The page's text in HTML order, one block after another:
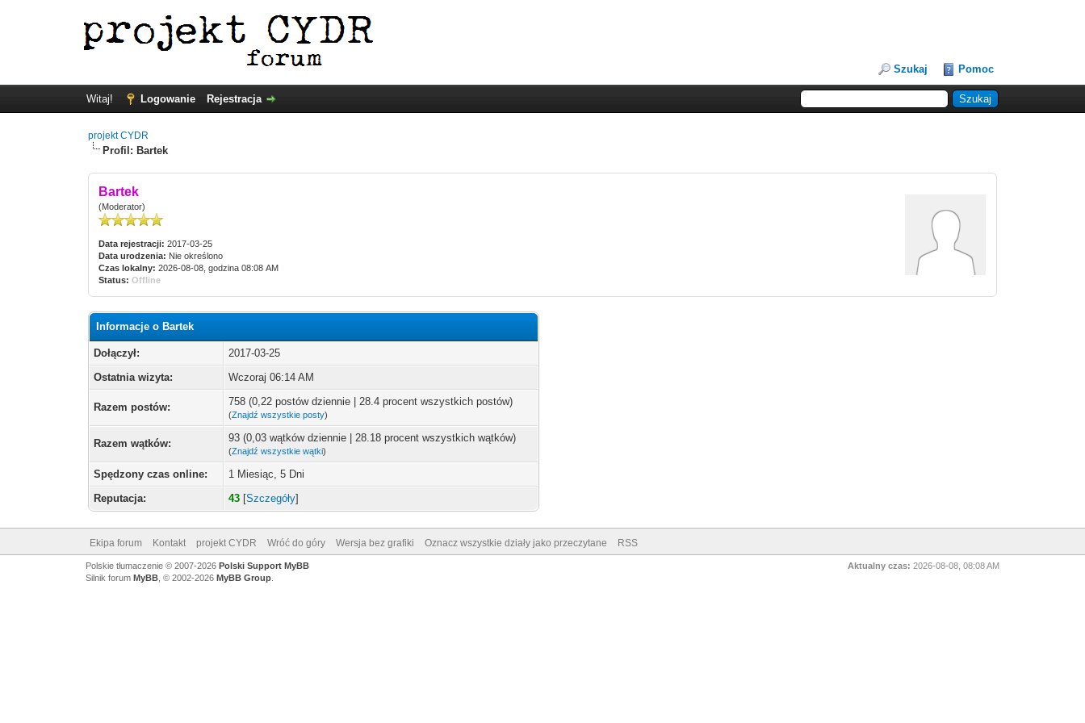
Szukaj Pomoc
Witaj! Logowanie Rejestracja
projekt CYDR
Profil: Bartek
Bartek
(Moderator)
Data rejestracji: 2017-03-25
Data urodzenia: Nie określono
Czas lokalny: 2026-08-08, godzina 08:08 AM
Status: Offline
Informacje o Bartek
Dołączył:
2017-03-25
Ostatnia wizyta:
Wczoraj 06:14 AM
Razem postów: 758 (0,22 postów dziennie | 28.4 procent wszystkich postów)
(Znajdź wszystkie posty)
Razem wątków: 93 (0,03 wątków dziennie | 28.18 procent wszystkich wątków)
(Znajdź wszystkie wątki)
Spędzony czas online:
1 Miesiąc, 5 Dni
Reputacja:
43 [Szczegóły]
Ekipa forum Kontakt projekt CYDR Wróć do góry Wersja bez grafiki Oznacz wszystkie działy jako przeczytane RSS
Aktualny czas: 2026-08-08, 08:08 AM
Polskie tłumaczenie © 2007-2026 Polski Support MyBB
Silnik forum MyBB, © 2002-2026 MyBB Group.